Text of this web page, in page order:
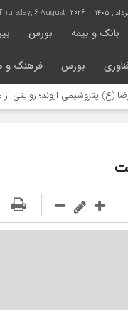
6 August , 2026
بانک و بیمه بورس
بورس فرهنگ و
اروند؛ روایتی از